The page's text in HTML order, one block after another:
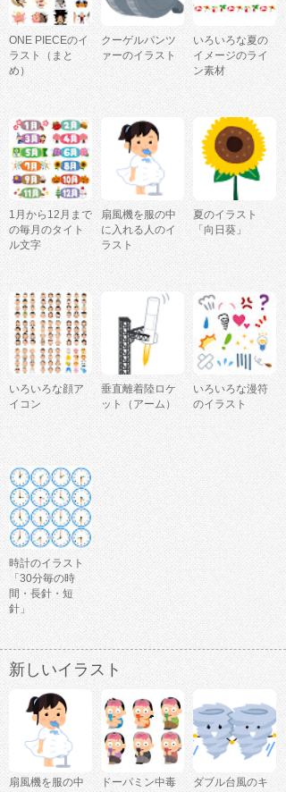
ONE PIECEのイ
ラスト（まと
め）
クーゲルパンツ
ァーのイラスト
いろいろな夏の
イメージのライ
ン素材
1月から12月まで
の毎月のタイト
ル文字
扇風機を服の中
に入れる人のイ
ラスト
夏のイラスト
「向日葵」
いろいろな顔ア
イコン
垂直離着陸ロケ
ット（アーム）
いろいろな漫符
のイラスト
時計のイラスト
「30分毎の時
間・長針・短
針」
新しいイラスト
扇風機を服の中
ドーパミン中毒
ダブル台風のキ